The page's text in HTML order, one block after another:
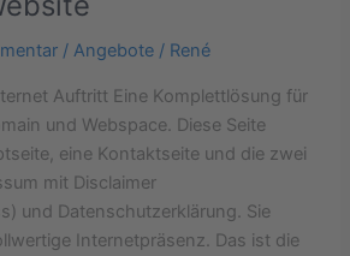
/Angebote / René
Auftritt Eine Komplettlösung für
und Webspace. Diese Seite
eine Kontaktseite und die zwei
mit Disclaimer
und Datenschutzerklärung. Sie
Internetpräsenz. Das ist die